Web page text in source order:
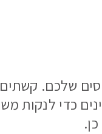
שלכם.
כדי לנקות